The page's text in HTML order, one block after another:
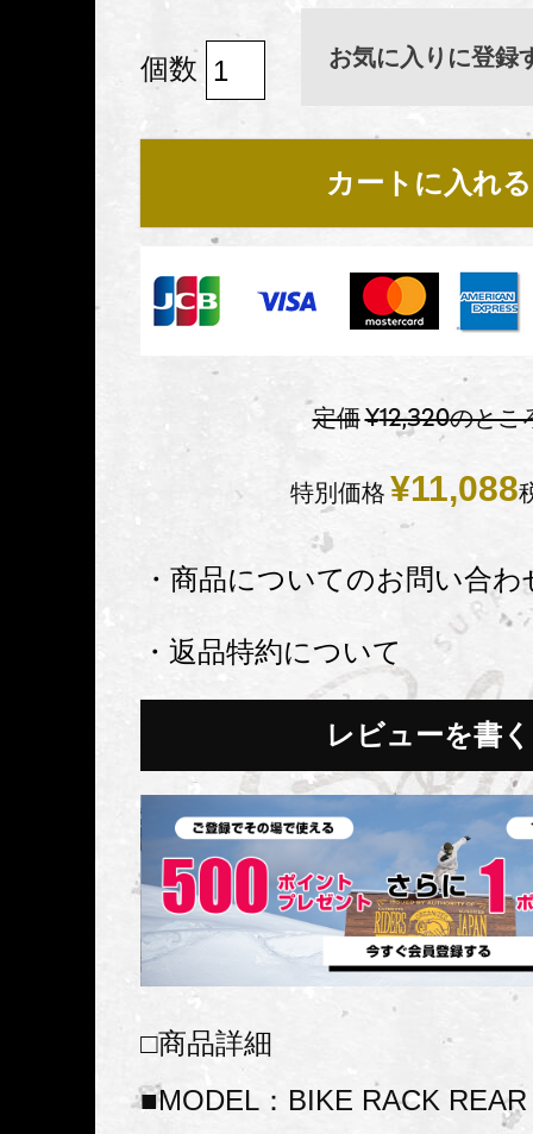
お気に入りに登録
カートに入れる
定価¥12,320のとこ
特別価格 ¥11,088
・商品についてのお問い合わ
・返品特約について
レビューを書く
□商品詳細
■MODEL：BIKE RACK